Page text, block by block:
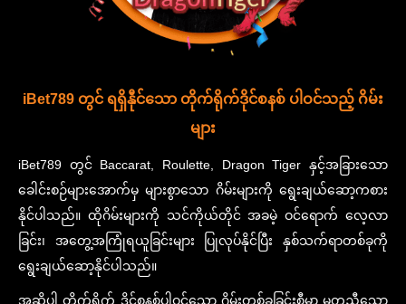
iBet789 တွင် ရရှိနီုင်သော တိုက်ရိုက်ဒိုင်စနစ် ပါဝင်သည့် ဂိမ်း
များ
iBet789 တွင် Baccarat, Roulette, Dragon Tiger နှင့်အခြားသော
ခေါင်းစဉ်များအောက်မှ များစွာသော ဂိမ်းများကို ရွေးချယ်ဆော့ကစား
နိုင်ပါသည်။ ထိုဂိမ်းများကို သင်ကိုယ်တိုင် အခမဲ့ ဝင်ရောက် လေ့လာ
ခြင်း၊ အတွေ့အကြုံရယူခြင်းများ ပြုလုပ်နိုင်ပြီး နှစ်သက်ရာတစ်ခုကို
ရွေးချယ်ဆော့နိုင်ပါသည်။
အဆိုပါ တိုက်ရိုက် ဒိုင်စနစ်ပါဝင်သော ဂိမ်းတစ်ခုခြင်းစီမှာ မတူညီသော